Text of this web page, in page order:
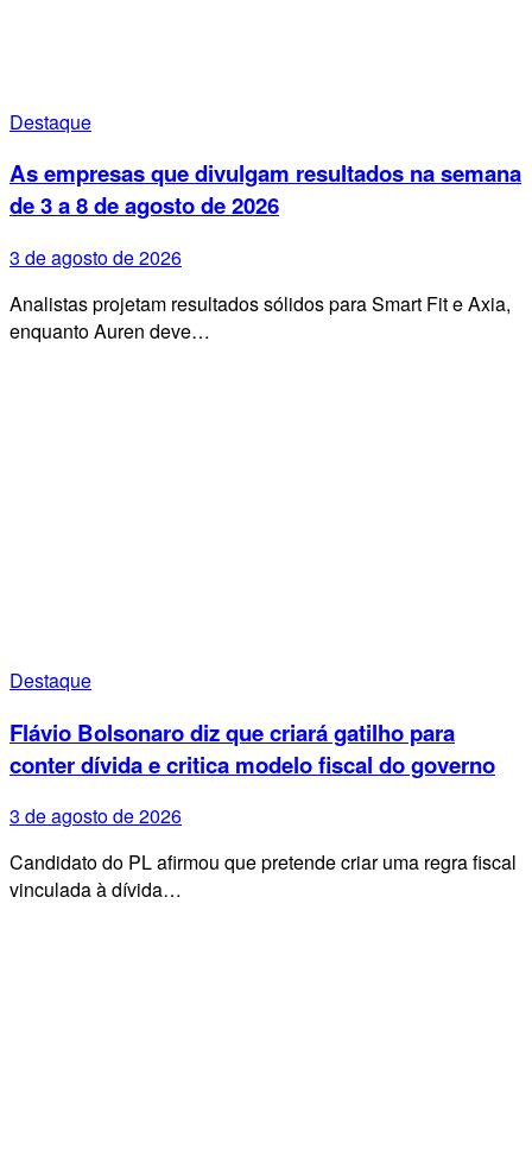
Destaque
As empresas que divulgam resultados na semana
de 3 a 8 de agosto de 2026
3 de agosto de 2026
Analistas projetam resultados sólidos para Smart Fit e Axia,
enquanto Auren deve…
Destaque
Flávio Bolsonaro diz que criará gatilho para
conter dívida e critica modelo fiscal do governo
3 de agosto de 2026
Candidato do PL afirmou que pretende criar uma regra fiscal
vinculada à dívida…